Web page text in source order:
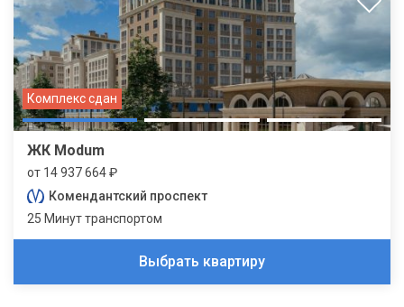
Комплекс сдан
ЖК Modum
от 14 937 664 ₽
Комендантский проспект
25 Минут транспортом
Выбрать квартиру